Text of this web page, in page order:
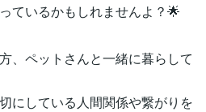
ているかもしれませんよ？🌟
、ペットさんと一緒に暮らして
にしている人間関係や繋がりを